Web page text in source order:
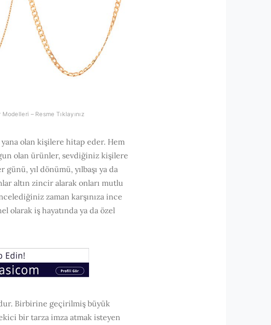
– Resme Tıklayınız
olan kişilere hitap eder. Hem
olan ürünler, sevdiğiniz kişilere
yıl dönümü, yılbaşı ya da
altın zincir alarak onları mutlu
zaman karşınıza ince
olarak iş hayatında ya da özel
Birbirine geçirilmiş büyük
bir tarza imza atmak isteyen